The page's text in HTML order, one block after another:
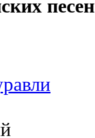
песен